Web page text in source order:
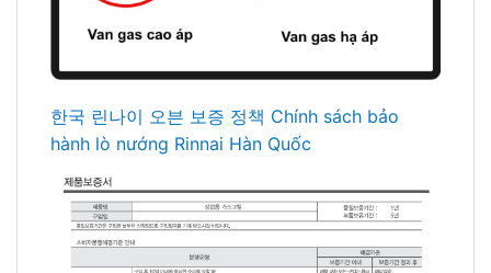
한국 린나이 오븐 보증 정책 Chính sách bảo
hành lò nướng Rinnai Hàn Quốc